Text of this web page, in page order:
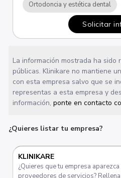
Ortodoncia y estética dental
Solicitar
La información mostrada ha sido
públicas. Klinikare no mantiene
con esta empresa salvo que se
representas a esta empresa y
información,ponte en contacto
¿Quieres listar tu empresa?
KLINIKARE
¿Quieres que tu empresa
proveedores de servicios?